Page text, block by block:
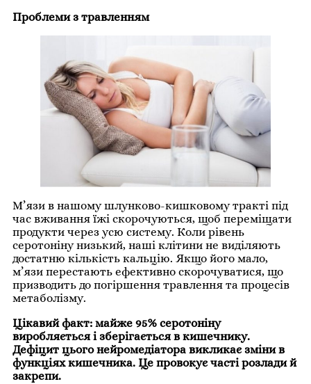
Проблеми з травленням
М’язи в нашому шлунково-кишковому тракті під
час вживання їжі скорочуються, щоб переміщати
продукти через усю систему. Коли рівень
серотоніну низький, наші клітини не виділяють
достатню кількість кальцію. Якщо його мало,
м’язи перестають ефективно скорочуватися, що
призводить до погіршення травлення та процесів
метаболізму.
Цікавий факт: майже 95% серотоніну
виробляється і зберігається в кишечнику.
Дефіцит цього нейромедіатора викликає зміни в
функціях кишечника. Це провокує часті розлади й
закрепи.